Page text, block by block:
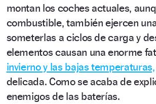
montan los coches actuales,
combustible, también ejercen
someterlas a ciclos de carga y
elementos causan una enorme
invierno y las bajas temperaturas,
delicada. Como se acaba de
enemigos de las baterías.